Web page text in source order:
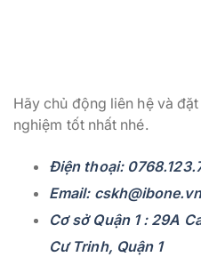
Hãy chủ động liên hệ và
nghiệm tốt nhất nhé.
Điện thoại:
Email: cskh@ibone.vn
Cơ sở Quận 1 : 29A
Cư Trinh, Quận 1